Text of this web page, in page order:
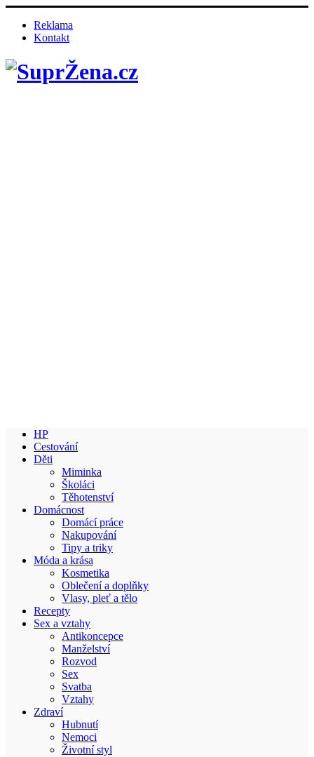
Reklama
Kontakt
HP
Cestování
Děti
Miminka
Školáci
Těhotenství
Domácnost
Domácí práce
Nakupování
Tipy a triky
Móda a krása
Kosmetika
Oblečení a doplňky
Vlasy, pleť a tělo
Recepty
Sex a vztahy
Antikoncepce
Manželství
Rozvod
Sex
Svatba
Vztahy
Zdraví
Hubnutí
Nemoci
Životní styl